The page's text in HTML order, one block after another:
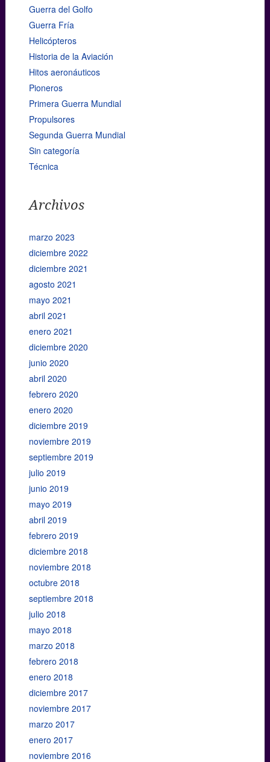
Guerra del Golfo
Guerra Fría
Helicópteros
Historia de la Aviación
Hitos aeronáuticos
Pioneros
Primera Guerra Mundial
Propulsores
Segunda Guerra Mundial
Sin categoría
Técnica
Archivos
marzo 2023
diciembre 2022
diciembre 2021
agosto 2021
mayo 2021
abril 2021
enero 2021
diciembre 2020
junio 2020
abril 2020
febrero 2020
enero 2020
diciembre 2019
noviembre 2019
septiembre 2019
julio 2019
junio 2019
mayo 2019
abril 2019
febrero 2019
diciembre 2018
noviembre 2018
octubre 2018
septiembre 2018
julio 2018
mayo 2018
marzo 2018
febrero 2018
enero 2018
diciembre 2017
noviembre 2017
marzo 2017
enero 2017
noviembre 2016